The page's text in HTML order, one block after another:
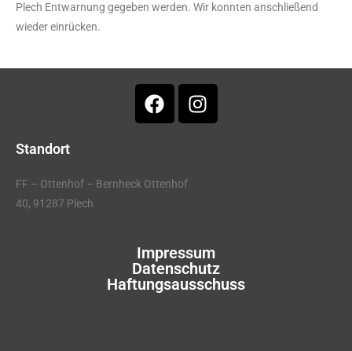
Plech Entwarnung gegeben werden. Wir konnten anschließend
wieder einrücken.
Standort
FF – Ottenhof – Bernheck Ottenhof
40, 91287 Plech
Impressum
Datenschutz
Haftungsausschuss